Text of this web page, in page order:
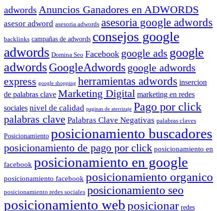
adwords Anuncios Ganadores en ADWORDS
asesor adword asesoria adwords asesoria google adwords
backlinks campañas de adwords consejos google
adwords Domina Seo Facebook google ads google
adwordsGoogleAdwords google adwords
express google shopping herramientas adwords insercion
de palabras clave Marketing Digital marketing en redes
sociales nivel de calidad paginas de aterrizaje Pago por click
palabras clave Palabras Clave Negativas palabras claves
Posicionamiento posicionamiento buscadores
posicionamiento de pago por click posicionamiento en
facebook posicionamiento en google
posicionamiento facebook posicionamiento organico
posicionamiento redes sociales posicionamiento seo
posicionamiento webposicionar redes